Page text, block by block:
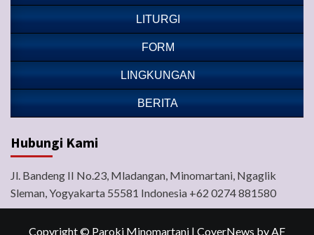
LITURGI
FORM
LINGKUNGAN
BERITA
Hubungi Kami
Jl. Bandeng II No.23, Mladangan, Minomartani, Ngaglik
Sleman, Yogyakarta 55581 Indonesia +62 0274 881580
Copyright © Paroki Minomartani | CoverNews by AF